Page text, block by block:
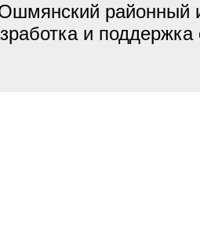
районный
и поддержка